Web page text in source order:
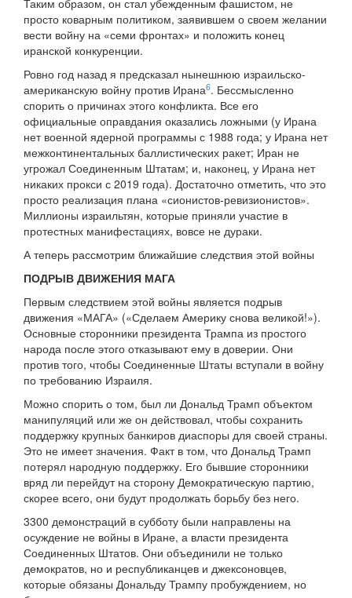
Таким образом, он стал убежденным фашистом, не
просто коварным политиком, заявившем о своем желании
вести войну на «семи фронтах» и положить конец
иранской конкуренции.
Ровно год назад я предсказал нынешнюю израильско-
американскую войну против Ирана6. Бессмысленно
спорить о причинах этого конфликта. Все его
официальные оправдания оказались ложными (у Ирана
нет военной ядерной программы с 1988 года; у Ирана нет
межконтинентальных баллистических ракет; Иран не
угрожал Соединенным Штатам; и, наконец, у Ирана нет
никаких прокси с 2019 года). Достаточно отметить, что это
просто реализация плана «сионистов-ревизионистов».
Миллионы израильтян, которые приняли участие в
протестных манифестациях, вовсе не дураки.
А теперь рассмотрим ближайшие следствия этой войны
ПОДРЫВ ДВИЖЕНИЯ МАГА
Первым следствием этой войны является подрыв
движения «МАГА» («Сделаем Америку снова великой!»).
Основные сторонники президента Трампа из простого
народа после этого отказывают ему в доверии. Они
против того, чтобы Соединенные Штаты вступали в войну
по требованию Израиля.
Можно спорить о том, был ли Дональд Трамп объектом
манипуляций или же он действовал, чтобы сохранить
поддержку крупных банкиров диаспоры для своей страны.
Это не имеет значения. Факт в том, что Дональд Трамп
потерял народную поддержку. Его бывшие сторонники
вряд ли перейдут на сторону Демократическую партию,
скорее всего, они будут продолжать борьбу без него.
3300 демонстраций в субботу были направлены на
осуждение не войны в Иране, а власти президента
Соединенных Штатов. Они объединили не только
демократов, но и республиканцев и джексоновцев,
которые обязаны Дональду Трампу пробуждением, но